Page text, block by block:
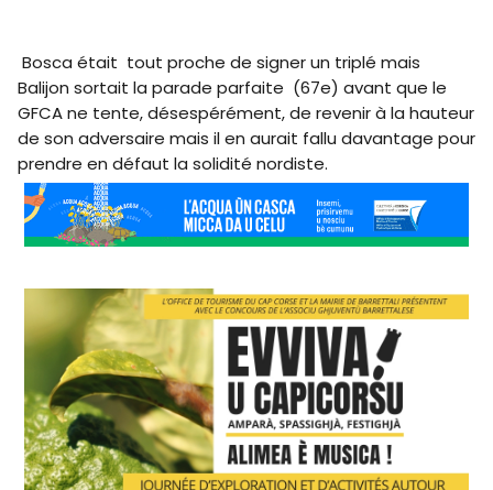
Bosca était tout proche de signer un triplé mais
Balijon sortait la parade parfaite (67e) avant que le
GFCA ne tente, désespérément, de revenir à la hauteur
de son adversaire mais il en aurait fallu davantage pour
prendre en défaut la solidité nordiste.